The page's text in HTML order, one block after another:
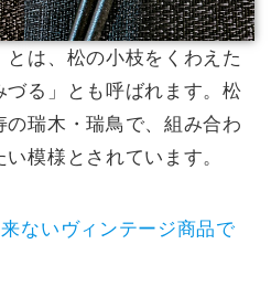
は、松の小枝をくわえた
る」とも呼ばれます。松
の瑞木・瑞鳥で、組み合わ
模様とされています。
ないヴィンテージ商品で